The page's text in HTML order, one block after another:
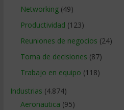
Networking(49)
Productividad (123)
Reuniones de negocios (24)
Toma de decisiones (87)
Trabajo en equipo (118)
Industrias (4.874)
Aeronautica (95)